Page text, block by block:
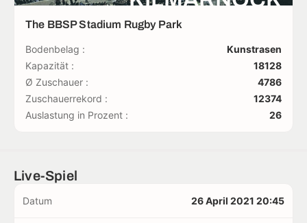
The BBSP Stadium Rugby Park
Bodenbelag :
Kunstrasen
Kapazität :
18128
Ø Zuschauer :
4786
Zuschauerrekord :
12374
Auslastung in Prozent :
26
Live-Spiel
Datum 26 April 2021 20:45